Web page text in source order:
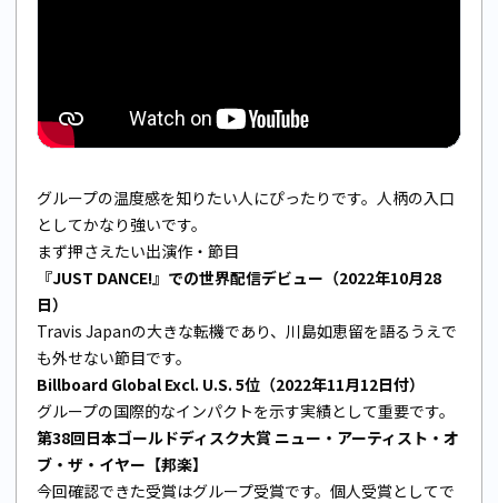
グループの温度感を知りたい人にぴったりです。人柄の入口
としてかなり強いです。
まず押さえたい出演作・節目
『JUST DANCE!』での世界配信デビュー（2022年10月28
日）
Travis Japanの大きな転機であり、川島如恵留を語るうえで
も外せない節目です。
Billboard Global Excl. U.S. 5位（2022年11月12日付）
グループの国際的なインパクトを示す実績として重要です。
第38回日本ゴールドディスク大賞 ニュー・アーティスト・オ
ブ・ザ・イヤー【邦楽】
今回確認できた受賞はグループ受賞です。個人受賞としてで